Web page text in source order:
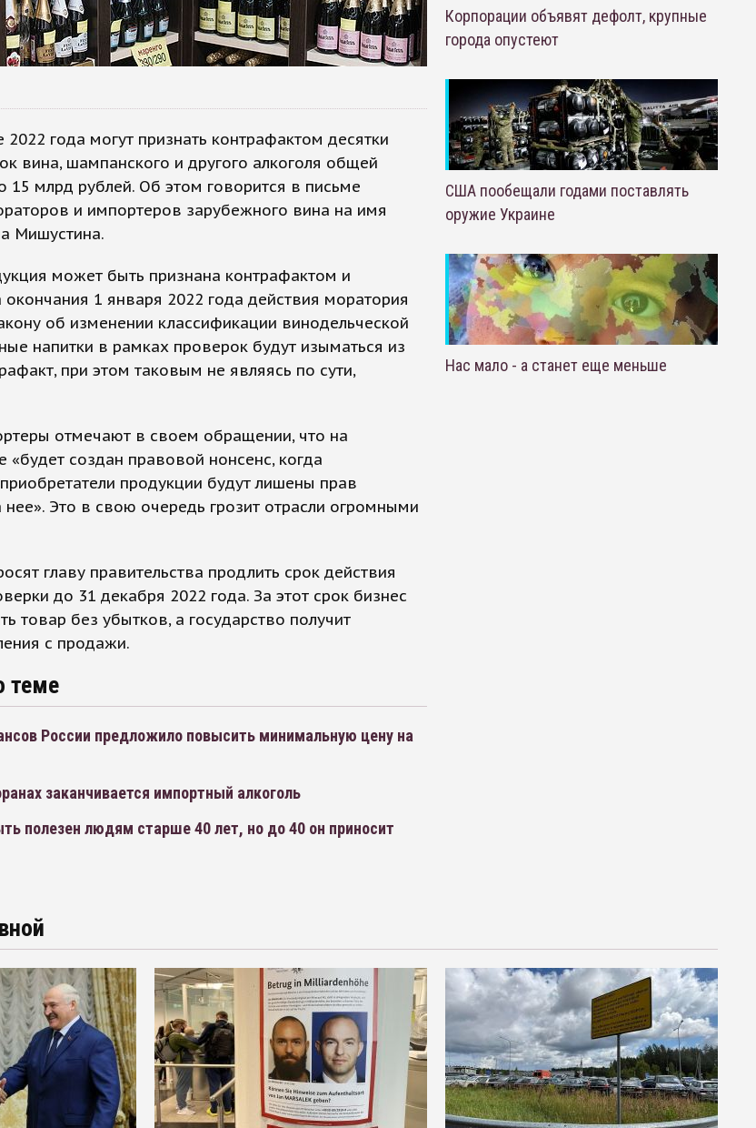
2022 года могут признать контрафактом десятки
вина, шампанского и другого алкоголя общей
15 млрд рублей. Об этом говорится в письме
и импортеров зарубежного вина на имя
Мишустина.
может быть признана контрафактом и
1 января 2022 года действия моратория
об изменении классификации винодельческой
напитки в рамках проверок будут изыматься из
при этом таковым не являясь по сути,
отмечают в своем обращении, что на
«будет создан правовой нонсенс, когда
продукции будут лишены прав
нее». Это в свою очередь грозит отрасли огромными
главу правительства продлить срок действия
до 31 декабря 2022 года. За этот срок бизнес
товар без убытков, а государство получит
с продажи.
теме
России предложило повысить минимальную цену на
заканчивается импортный алкоголь
полезен людям старше 40 лет, но до 40 он приносит
Корпорации объявят дефолт, крупные
города опустеют
США пообещали годами поставлять
оружие Украине
Нас мало - а станет еще меньше